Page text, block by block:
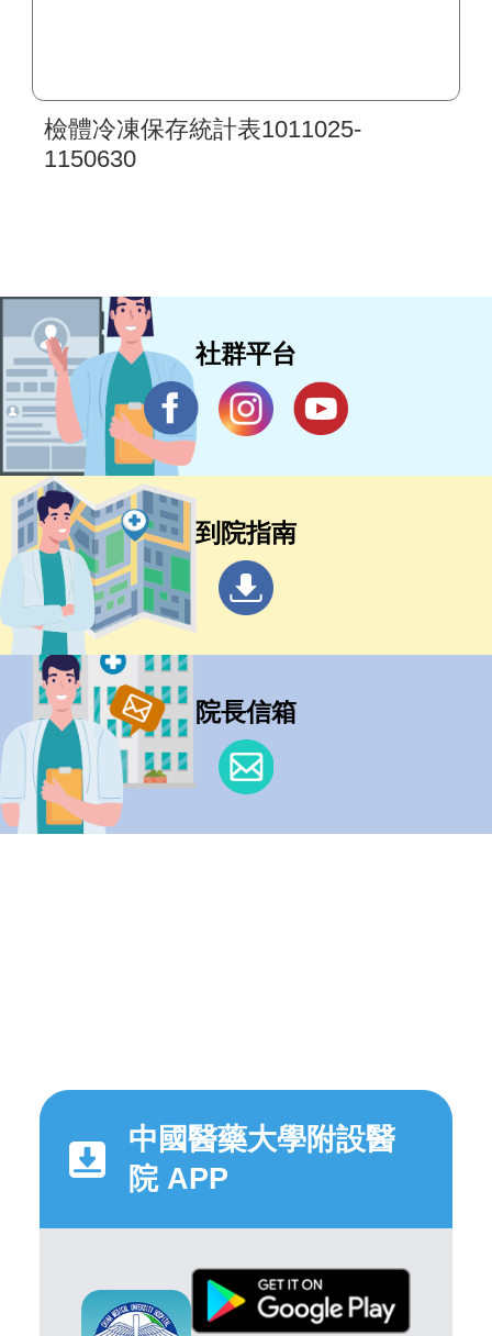
檢體冷凍保存統計表1011025-
1150630
社群平台
到院指南
院長信箱
中國醫藥大學附設醫
院 APP